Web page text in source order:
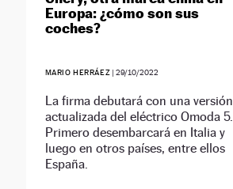
Europa: ¿cómo son sus
coches?
MARIO HERRÁEZ |29/10/2022
La firma debutará con una versión
actualizada del eléctrico Omoda 5.
Primero desembarcará en Italia y
luego en otros países, entre ellos
España.